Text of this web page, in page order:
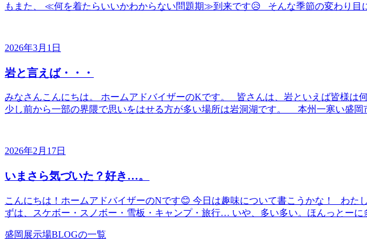
もまた、 ≪何を着たらいいかわからない問題期≫到来です😥 そんな季節の変わり
2026年3月1日
岩と言えば・・・
みなさんこんにちは。 ホームアドバイザーのKです。 皆さんは、岩といえば皆様は
少し前から一部の界隈で思いをはせる方が多い場所は岩洞湖です。 本州一寒い盛
2026年2月17日
いまさら気づいた？好き…。
こんにちは！ホームアドバイザーのNです😊 今日は趣味について書こうかな！ わた
ずは、スケボー・スノボー・雪板・キャンプ・旅行… いや、多い多い。ほんっとー
盛岡展示場BLOGの一覧